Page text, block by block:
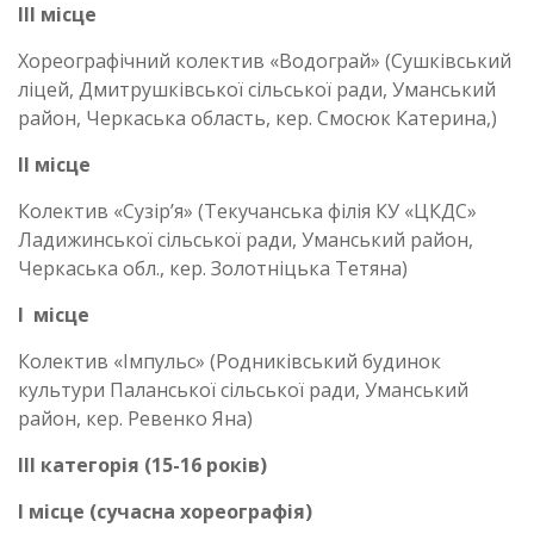
ІІІ місце
Хореографічний колектив «Водограй» (Сушківський
ліцей, Дмитрушківської сільської ради, Уманський
район, Черкаська область, кер. Смосюк Катерина,)
ІІ місце
Колектив «Сузір’я» (Текучанська філія КУ «ЦКДС»
Ладижинської сільської ради, Уманський район,
Черкаська обл., кер. Золотніцька Тетяна)
І місце
Колектив «Імпульс» (Родниківський будинок
культури Паланської сільської ради, Уманський
район, кер. Ревенко Яна)
ІІІ категорія (15-16 років)
І місце (сучасна хореографія)